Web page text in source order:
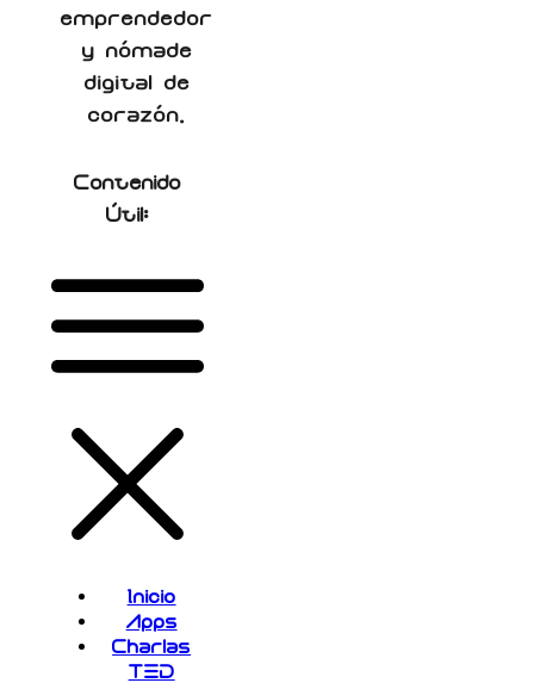
emprendedor
y nómade
digital de
corazón.
Contenido
Útil:
Inicio
Apps
Charlas
TED